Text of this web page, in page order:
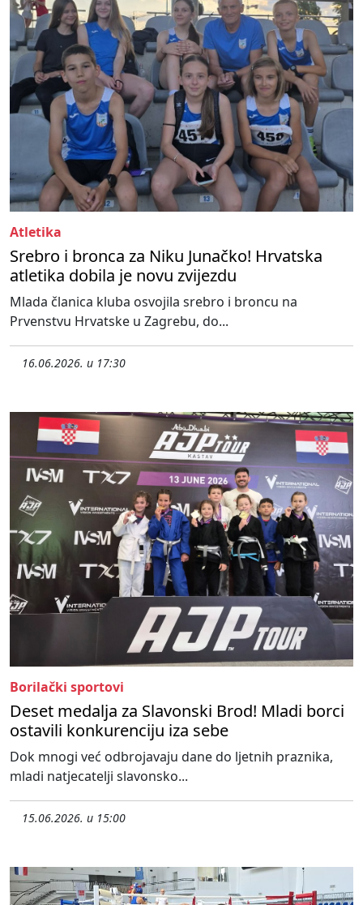
Atletika
Srebro i bronca za Niku Junačko! Hrvatska
atletika dobila je novu zvijezdu
Mlada članica kluba osvojila srebro i broncu na
Prvenstvu Hrvatske u Zagrebu, do...
16.06.2026. u 17:30
Borilački sportovi
Deset medalja za Slavonski Brod! Mladi borci
ostavili konkurenciju iza sebe
Dok mnogi već odbrojavaju dane do ljetnih praznika,
mladi natjecatelji slavonsko...
15.06.2026. u 15:00